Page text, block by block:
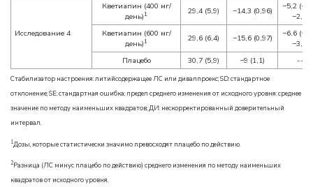
Исследование 4
Кветиапин (400 мг/
день)1 29,4 (5,9) −14,3 (0,96)
−5,2
−2,3)
Кветиапин (600 мг/
день)1 29,6 (6,4) −15,6 (0,97)
−6,6
−3,7)
Плацебо
30,7 (5,9) −9 (1,1) --
Стабилизатор настроения: литийсодержащее ЛС или дивалпроекс; SD: стандартное
отклонение; SE: стандартная ошибка; предел среднего изменения от исходного уровня: среднее
значение по методу наименьших квадратов; ДИ: нескорректированный доверительный
интервал.
1Дозы, которые статистически значимо превосходят плацебо по действию.
2Разница (ЛС минус плацебо по действию) среднего изменения по методу наименьших
квадратов от исходного уровня.